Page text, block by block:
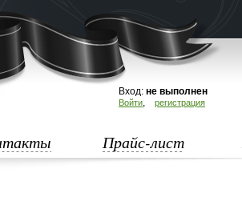
Вход: не выполнен
Войти, регистрация
Прайс-лист